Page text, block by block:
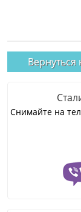
Вернуться
Снимайте на